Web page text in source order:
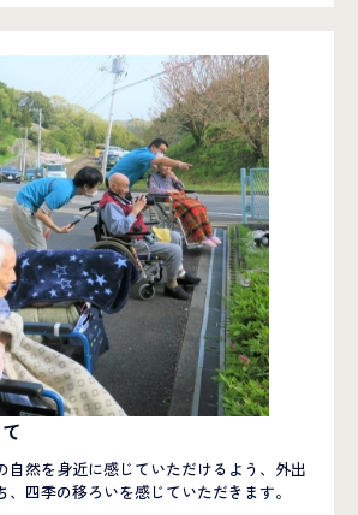
自然を身近に感じていただけるよう、外出
、四季の移ろいを感じていただきます。